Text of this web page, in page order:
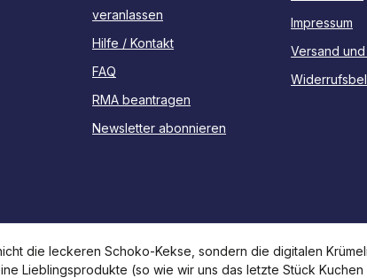
veranlassen
Hilfe / Kontakt
FAQ
RMA beantragen
Newsletter abonnieren
Impressum
Versand
die leckeren Schoko-Kekse, sondern die digitalen
Lieblingsprodukte (so wie wir uns das letzte Stück